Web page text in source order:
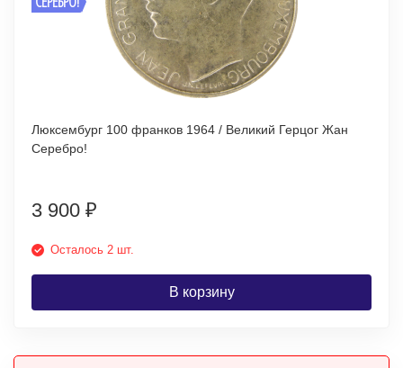
Люксембург 100 франков 1964 / Великий Герцог Жан
Серебро!
3 900 ₽
Осталось 2 шт.
В корзину